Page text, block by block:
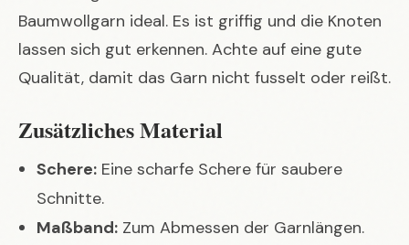
Baumwollgarn ideal. Es ist griffig und die Knoten
lassen sich gut erkennen. Achte auf eine gute
Qualität, damit das Garn nicht fusselt oder reißt.
Zusätzliches Material
Schere: Eine scharfe Schere für saubere
Schnitte.
Maßband: Zum Abmessen der Garnlängen.